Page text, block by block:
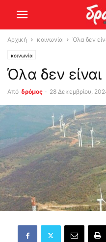
Αρχική κοινωνία Όλα δεν
κοινωνία
Όλα δεν
Από δρόμος - 28 Δεκεμβρίου,